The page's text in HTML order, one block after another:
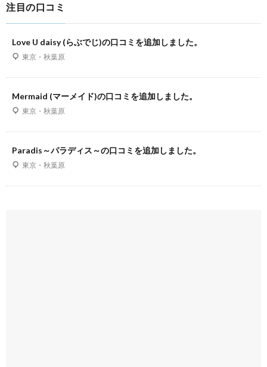
注目の口コミ
Love U daisy (らぶでじ)の口コミを追加しました。
東京・秋葉原
Mermaid (マーメイド)の口コミを追加しました。
東京・秋葉原
Paradis～パラディス～の口コミを追加しました。
東京・秋葉原